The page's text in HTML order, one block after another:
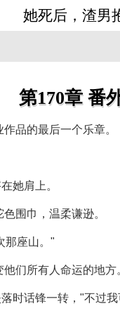
她死后，渣男
第170章 番
品的最后一个乐章。
她肩上。
围巾，温柔谦逊。
那座山。"
们所有人命运的地方
时话锋一转，"不过